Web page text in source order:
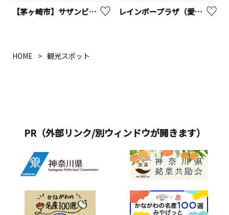
【茅ヶ崎市】サザンビーチちがさき海水浴場 レインボープラザ（愛川繊維会館）【愛川町】
HOME 観光スポット
PR（外部リンク/別ウィンドウが開きます）